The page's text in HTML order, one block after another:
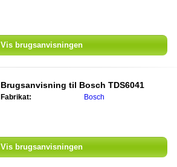
Vis brugsanvisningen
Brugsanvisning til Bosch TDS6041
Fabrikat: Bosch
Vis brugsanvisningen